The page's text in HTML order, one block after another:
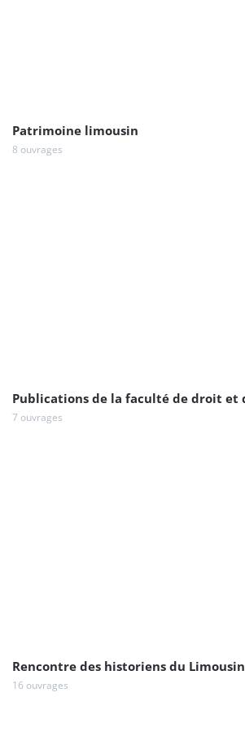
Patrimoine limousin
8 ouvrages
7 ouvrages
Rencontre des historiens du Limousin
16 ouvrages